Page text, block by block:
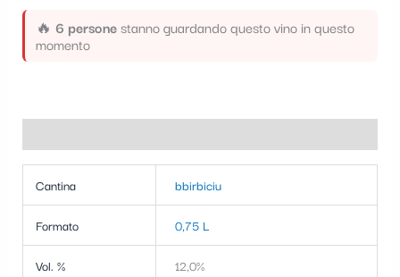
🔥 6 personestanno guardando questo vino in questo
momento
Cantina bbirbiciu
Formato 0,75 L
Vol. % 12,0%